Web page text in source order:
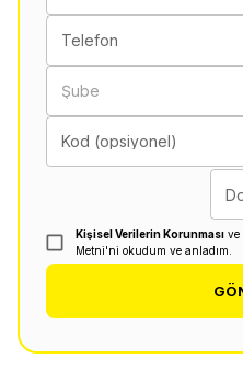
Telefon
Şube
Kod (opsiyonel)
Kişisel Verilerin Korunması ve
Metni'ni okudum ve anladım.